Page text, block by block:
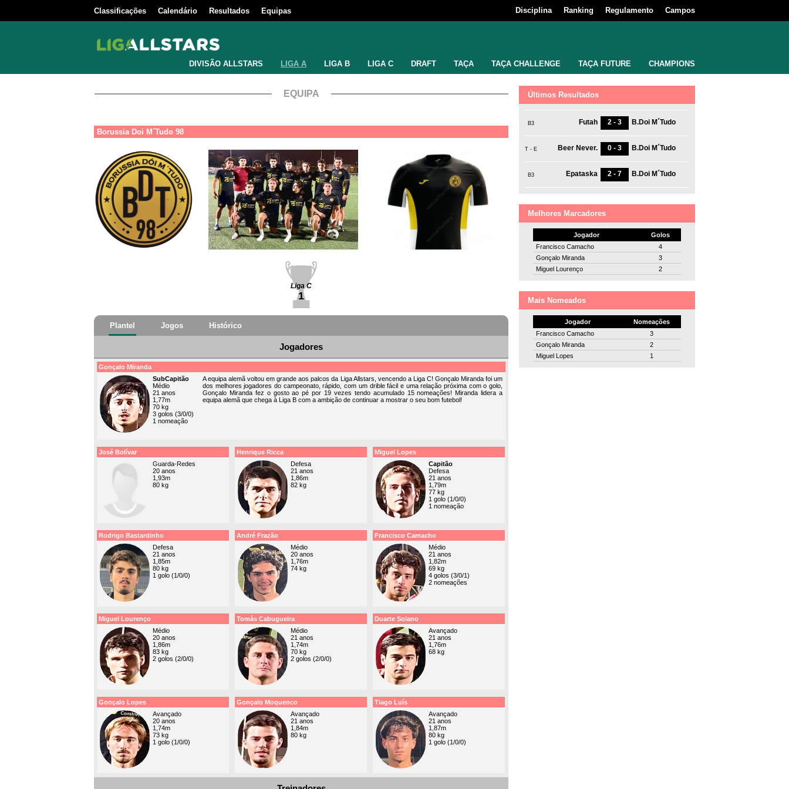
Classificações Calendário Resultados Equipas Disciplina Ranking Regulamento Campos
DIVISÃO ALLSTARS LIGA A LIGA B LIGA C DRAFT TAÇA TAÇA CHALLENGE TAÇA FUTURE CHAMPIONS
EQUIPA
Borussia Doi M´Tudo 98
Liga C
1
Plantel Jogos Histórico
Jogadores
Gonçalo Miranda
SubCapitão
Médio
21 anos
1,77m
70 kg
3 golos (3/0/0)
1 nomeação
A equipa alemã voltou em grande aos palcos da Liga Allstars, vencendo a Liga C! Gonçalo Miranda foi um
dos melhores jogadores do campeonato, rápido, com um drible fácil e uma relação próxima com o golo,
Gonçalo Miranda fez o gosto ao pé por 19 vezes tendo acumulado 15 nomeações! Miranda lidera a
equipa alemã que chega à Liga B com a ambição de continuar a mostrar o seu bom futebol!
José Bolívar
Guarda-Redes
20 anos
1,93m
80 kg
Henrique Ricca
Defesa
21 anos
1,86m
82 kg
Miguel Lopes
Capitão
Defesa
21 anos
1,79m
77 kg
1 golo (1/0/0)
1 nomeação
Rodrigo Bastardinho
Defesa
21 anos
1,85m
80 kg
1 golo (1/0/0)
André Frazão
Médio
20 anos
1,76m
74 kg
Francisco Camacho
Médio
21 anos
1,82m
69 kg
4 golos (3/0/1)
2 nomeações
Miguel Lourenço
Médio
20 anos
1,86m
83 kg
2 golos (2/0/0)
Tomás Cabugueira
Médio
21 anos
1,74m
70 kg
2 golos (2/0/0)
Duarte Solano
Avançado
21 anos
1,76m
68 kg
Gonçalo Lopes
Avançado
20 anos
1,74m
73 kg
1 golo (1/0/0)
Gonçalo Moquenco
Avançado
21 anos
1,84m
80 kg
Tiago Luís
Avançado
21 anos
1,87m
80 kg
1 golo (1/0/0)
Últimos Resultados
B3 Futah 2 - 3 B.Doi M´Tudo
T - E Beer Never. 0 - 3 B.Doi M´Tudo
B3 Epataska 2 - 7 B.Doi M´Tudo
Melhores Marcadores
Jogador
Golos
Francisco Camacho
4
Gonçalo Miranda
3
Miguel Lourenço
2
Mais Nomeados
Jogador
Nomeações
Francisco Camacho
3
Gonçalo Miranda
2
Miguel Lopes
1